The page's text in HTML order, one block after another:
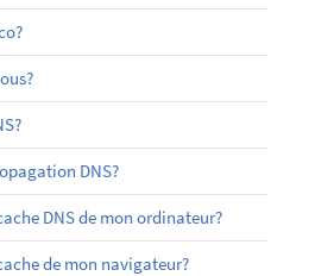
DNS?
DNS de mon ordinateur?
de mon navigateur?